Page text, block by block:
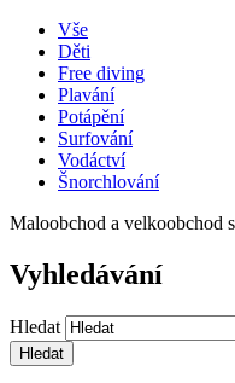
Vše
Děti
Free diving
Plavání
Potápění
Surfování
Vodáctví
Šnorchlování
Maloobchod a velkoobchod
Vyhledávání
Hledat